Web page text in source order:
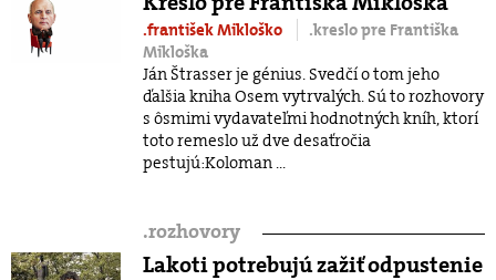
.františek Mikloško
.kreslo pre Františka
Mikloška
Ján Štrasser je génius. Svedčí o tom jeho
ďalšia kniha Osem vytrvalých. Sú to rozhovory
s ôsmimi vydavateľmi hodnotných kníh, ktorí
toto remeslo už dve desaťročia
pestujú:Koloman ...
.rozhovory
Lakoti potrebujú zažiť odpustenie